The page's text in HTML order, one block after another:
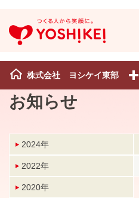
株式会社 ヨシケイ東部
お知らせ
2024年
2022年
2020年